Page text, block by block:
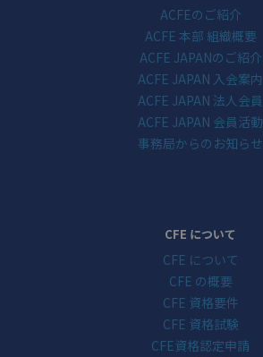
ACFEのご紹介
ACFE 本部 組織概要
ACFE JAPANのご紹介
ACFE JAPAN 入会案内
ACFE JAPAN 法人会員
ACFE JAPAN 会員活動
事務局からのお知らせ
CFE について
CFE について
CFE の概要
CFE 資格要件
CFE 資格試験
CFE資格認定申請